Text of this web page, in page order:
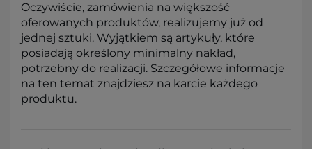
Oczywiście, zamówienia na większość
oferowanych produktów, realizujemy już od
jednej sztuki. Wyjątkiem są artykuły, które
posiadają określony minimalny nakład,
potrzebny do realizacji. Szczegółowe informacje
na ten temat znajdziesz na karcie każdego
produktu.